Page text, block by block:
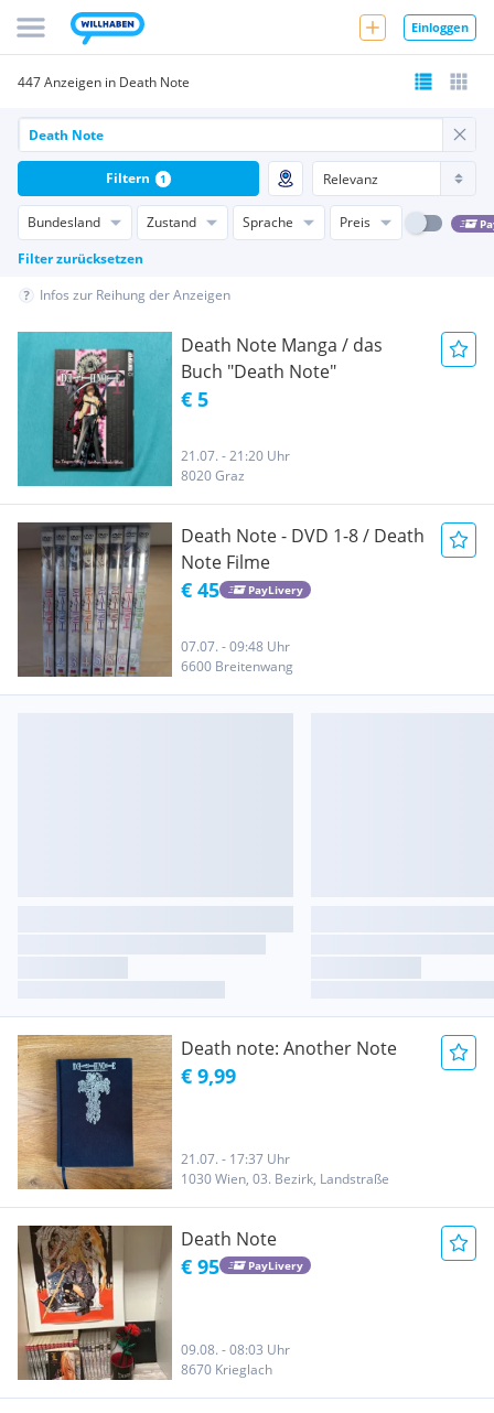
Einloggen
447 Anzeigen in Death Note
Bundesland Zustand Sprache Preis
Filter zurücksetzen
Filtern 1
Infos zur Reihung der Anzeigen
Death Note Manga / das
Buch "Death Note"
€ 5
21.07. - 21:20 Uhr
8020 Graz
Death Note - DVD 1-8 / Death
Note Filme
€ 45 PayLivery
07.07. - 09:48 Uhr
6600 Breitenwang
Death note: Another Note
€ 9,99
21.07. - 17:37 Uhr
1030 Wien, 03. Bezirk, Landstraße
Death Note
€ 95 PayLivery
09.08. - 08:03 Uhr
8670 Krieglach